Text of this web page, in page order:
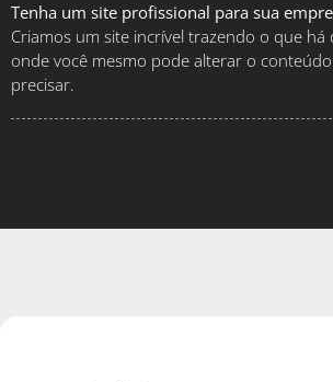
Tenha um site profissional para sua
Criamos um site incrível trazendo o que há
onde você mesmo pode alterar o
precisar.